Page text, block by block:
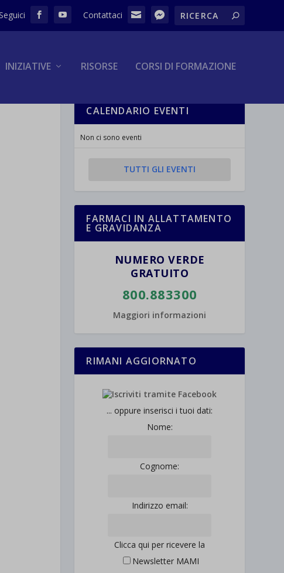
INIZIATIVE RISORSE CORSI DI FORMAZIONE
CALENDARIO EVENTI
Non ci sono eventi
TUTTI GLI EVENTI
FARMACI IN ALLATTAMENTO
E GRAVIDANZA
NUMERO VERDE
GRATUITO
800.883300
Maggiori informazioni
RIMANI AGGIORNATO
... oppure inserisci i tuoi dati:
Nome:
Cognome:
Indirizzo email:
Clicca qui per ricevere la
Newsletter MAMI